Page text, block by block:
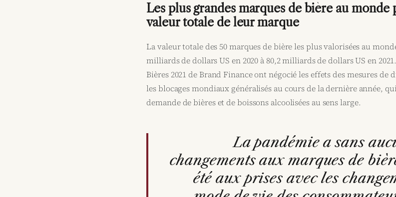
Les plus grandes marques de bière au monde
valeur totale de leur marque
La valeur totale des 50 marques de bière les plus valorisées au
milliards de dollars US en 2020 à 80,2 milliards de dollars US en
Bières 2021 de Brand Finance ont négocié les effets des mesures
les blocages mondiaux généralisés au cours de la dernière année,
demande de bières et de boissons alcoolisées au sens large.
La pandémie a sans
changements aux marques de
été aux prises avec les